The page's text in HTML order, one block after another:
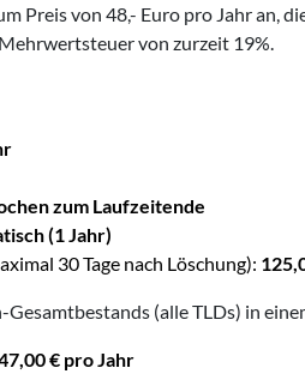
Preis von 48,- Euro pro Jahr an,
von zurzeit 19%.
zum Laufzeitende
(1 Jahr)
30 Tage nach Löschung):
Gesamtbestands (alle TLDs) in
€ pro Jahr